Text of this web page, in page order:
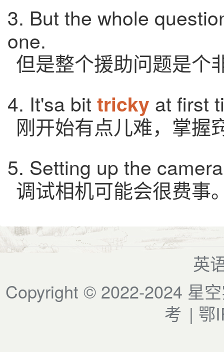
3. But the whole
one.
但是整个援助问题是个
4. It'sa bit tricky at first
刚开始有点儿难，掌握
5. Setting up the
调试相机可能会很费事
英
Copyright © 2022-2024 星
考 | 鄂